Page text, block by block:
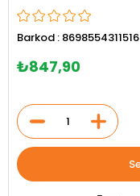
Barkod : 8698554311516
₺847,90